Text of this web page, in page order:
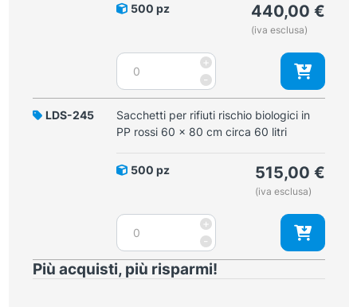
500 pz 440,00 €
(iva esclusa)
-
Sacchetti
rifiuti
rischio
biologici
rossi
circa
22
litri
quantità
+
LDS-245
Sacchetti per rifiuti rischio biologici in
PP rossi 60 x 80 cm circa 60 litri
500 pz 515,00 €
(iva esclusa)
-
Sacchetti
rifiuti
rischio
+
Più acquisti, più risparmi!